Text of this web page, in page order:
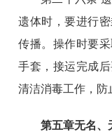
遗体时，要进行
传播。操作时要
手套，接运完成
清洁消毒工作，防
第五章无名、